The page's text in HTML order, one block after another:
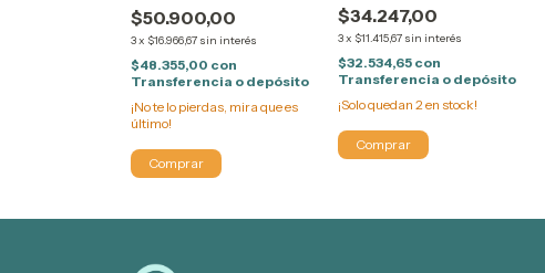
$50.900,00
3x $16.966,67 sin interés
$48.355,00 con
Transferencia o depósito
¡No te lo pierdas, mira que es
último!
$34.247,00
3x $11.415,67 sin interés
$32.534,65 con
Transferencia o depósito
¡Solo quedan2en stock!